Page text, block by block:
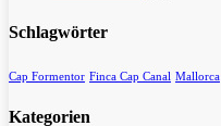
Schlagwörter
Cap Formentor Finca Cap Canal Mallorca
Kategorien